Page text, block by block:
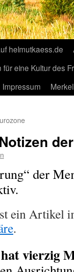
helmutkaess.de
für eine Kultur des
Impressum
der
ein Artikel
.
hat vierzig